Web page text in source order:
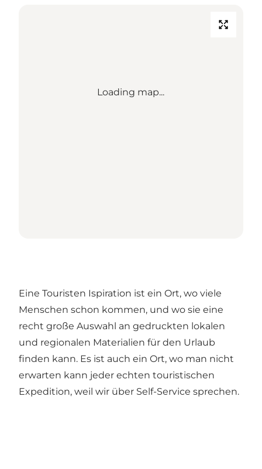
Loading map...
Eine Touristen Ispiration ist ein Ort, wo viele
Menschen schon kommen, und wo sie eine
recht große Auswahl an gedruckten lokalen
und regionalen Materialien für den Urlaub
finden kann. Es ist auch ein Ort, wo man nicht
erwarten kann jeder echten touristischen
Expedition, weil wir über Self-Service sprechen.